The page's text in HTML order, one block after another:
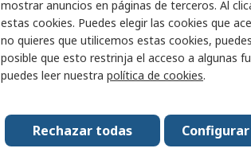
No disponible
Unilite Cargador
para uso con
Código RS234-2326
Nº ref. fabric.
WCDBL
mostrar anuncios en páginas de terceros. Al
estas cookies. Puedes elegir las cookies que
no quieres que utilicemos estas cookies,
posible que esto restrinja el acceso a algunas
puedes leer nuestra política de cookies.
Rechazar todas